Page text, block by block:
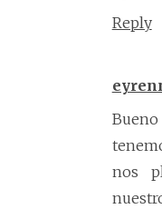
Reply
nos